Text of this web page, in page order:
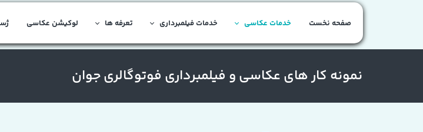
صفحه نخست خدمات عکاسی خدمات فیلمبرداری تعرفه ها لوکیشن عکاسی
نمونه کار های عکاسی و فیلمبرداری فوتوگالری جوان